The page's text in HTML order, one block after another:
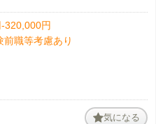
-320,000円
職等考慮あり
気になる